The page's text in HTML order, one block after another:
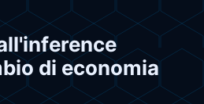
di economia